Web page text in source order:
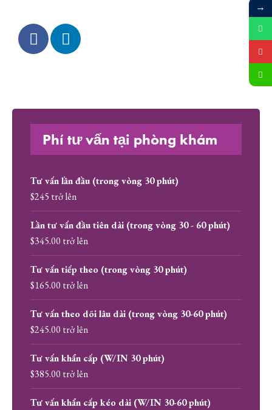
Phí tư vấn tại phòng khám
Tư vấn lần đầu (trong vòng 30 phút)
$245 trở lên
Lần tư vấn đầu tiên dài (trong vòng 30 - 60 phút)
$345.00 trở lên
Tư vấn tiếp theo (trong vòng 30 phút)
$165.00 trở lên
Tư vấn theo dõi lâu dài (trong vòng 30-60 phút)
$245.00 trở lên
Tư vấn khẩn cấp (W/IN 30 phút)
$385.00 trở lên
Tư vấn khẩn cấp kéo dài (W/IN 30-60 phút)
→